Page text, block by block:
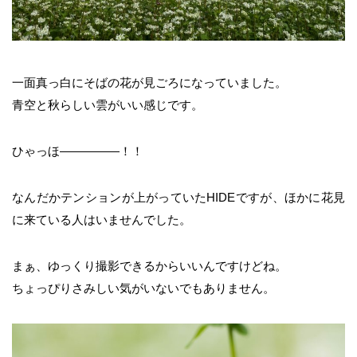
一面真っ白にそばの花が見ごろになっていました。
青空と秋らしい雲がいい感じです。
ひゃっほ―――――！！
なんだかテンションが上がっていたHIDEですが、ほかに花見
に来ている人はいませんでした。
まぁ、ゆっくり撮影できるからいいんですけどね。
ちょっぴりさみしい気がいないでもありません。